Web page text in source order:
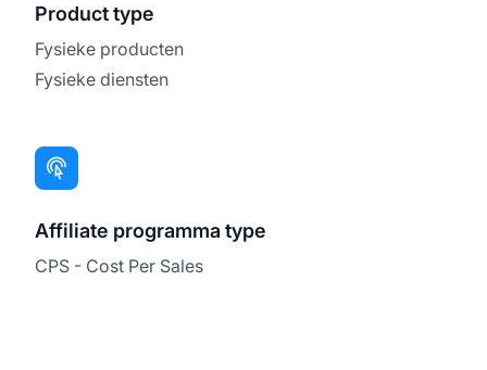
Product type
Fysieke producten
Fysieke diensten
Affiliate programma type
CPS - Cost Per Sales